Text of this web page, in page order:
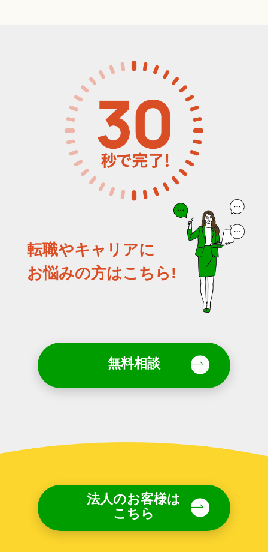
転職やキャリアに
お悩みの方はこちら!
無料相談
法人のお客様は
こちら